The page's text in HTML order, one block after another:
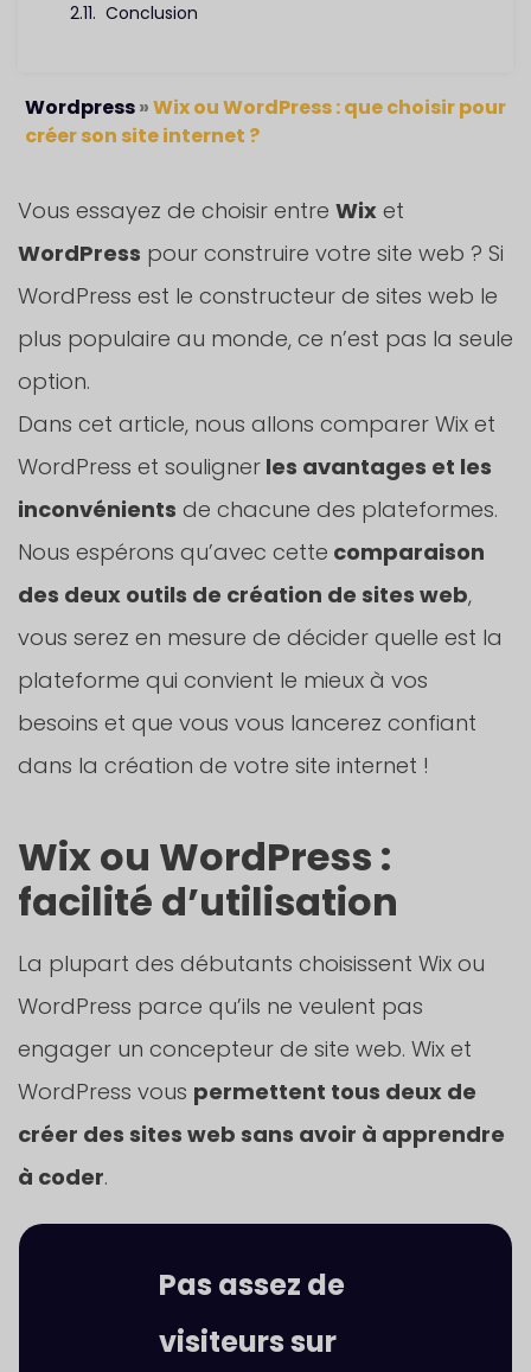
Wordpress»Wix ou WordPress : que choisir pour
créer son site internet ?
Vous essayez de choisir entre Wix et
WordPress pour construire votre site web ? Si
WordPress est le constructeur de sites web le
plus populaire au monde, ce n’est pas la seule
option.
Dans cet article, nous allons comparer Wix et
WordPress et souligner les avantages et les
inconvénients de chacune des plateformes.
Nous espérons qu’avec cette comparaison
des deux outils de création de sites web,
vous serez en mesure de décider quelle est la
plateforme qui convient le mieux à vos
besoins et que vous vous lancerez confiant
dans la création de votre site internet !
Wix ou WordPress :
facilité d’utilisation
La plupart des débutants choisissent Wix ou
WordPress parce qu’ils ne veulent pas
engager un concepteur de site web. Wix et
WordPress vous permettent tous deux de
créer des sites web sans avoir à apprendre
à coder.
Pas assez de
visiteurs sur
Conclusion